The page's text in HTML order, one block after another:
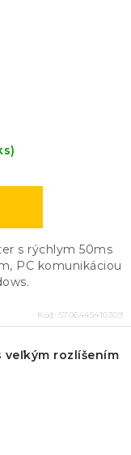
s rýchlym 50ms
PC komunikáciou
Kód: 5706445410309
veľkým rozlíšením